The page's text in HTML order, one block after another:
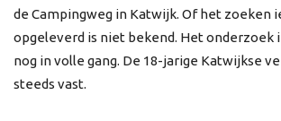
de Campingweg in Katwijk. Of het zoeken
opgeleverd is niet bekend. Het onderzoek
nog in volle gang. De 18-jarige Katwijkse
steeds vast.